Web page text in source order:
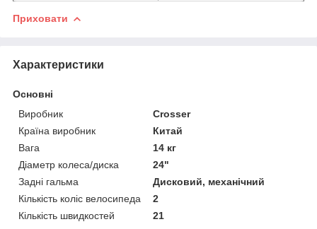
Приховати
Характеристики
Основні
Виробник
Crosser
Країна виробник
Китай
Вага
14 кг
Діаметр колеса/диска
24"
Задні гальма
Дисковий, механічний
Кількість коліс велосипеда
2
Кількість швидкостей
21